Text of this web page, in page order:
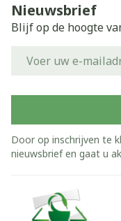
Nieuwsbrief
Blijf op de hoogte
Door op inschrijven te
nieuwsbrief en gaat u